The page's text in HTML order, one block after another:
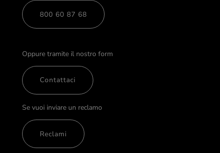
800 60 87 68
Oppure tramite il nostro form
Contattaci
Se vuoi inviare un reclamo
Reclami